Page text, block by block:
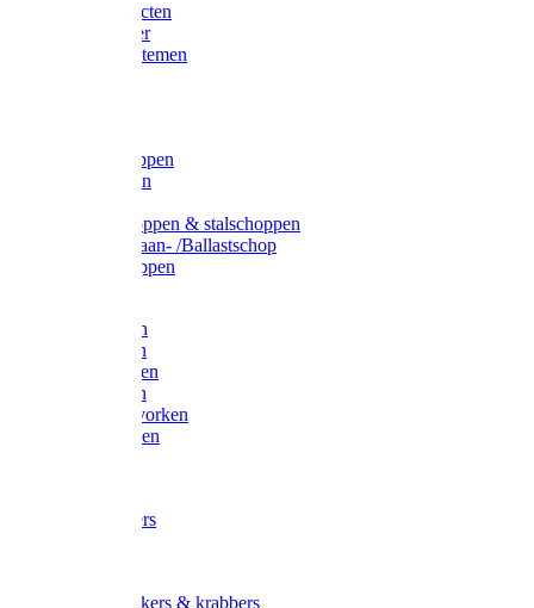
Tuin producten
Fruitplukker
Ophangsystemen
Betonschoppen
Schepbatsen
Ballastschoppen & stalschoppen
Slijtsrip Graan- /Ballastschop
Graanschoppen
Hooivorken
Mestvorken
Bietenvorken
Maisvorken
Aardappelvorken
Vijgenvorken
Tuinkrabbers
Onkruidstekers & krabbers